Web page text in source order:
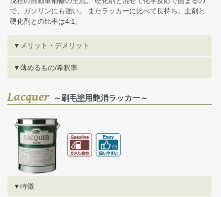
で、ガソリンにも強い。 またラッカーに比べて長持ち。主剤と
硬化剤との比率は4:1。
▼メリット・デメリット
▼薄めるもの/希釈率
Lacquer～刷毛塗用艶消ラッカー～
▼特徴